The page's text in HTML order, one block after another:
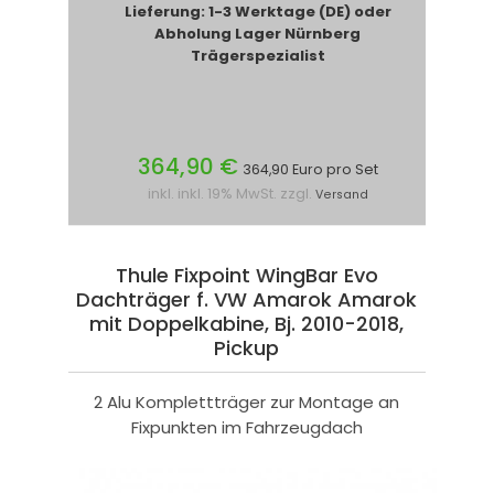
Lieferung: 1-3 Werktage (DE) oder
Abholung Lager Nürnberg
Trägerspezialist
364,90 € 364,90 Euro pro Set
inkl. inkl. 19% MwSt. zzgl. Versand
Thule Fixpoint WingBar Evo
Dachträger f. VW Amarok Amarok
mit Doppelkabine, Bj. 2010-2018,
Pickup
2 Alu Komplettträger zur Montage an
Fixpunkten im Fahrzeugdach